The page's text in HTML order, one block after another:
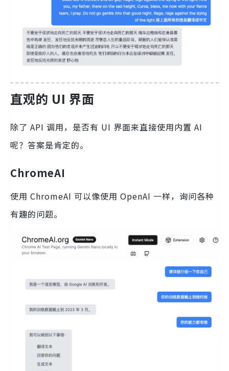
直观的 UI 界面
除了 API 调用，是否有 UI 界面来直接使用内置 AI
呢？答案是肯定的。
ChromeAI
使用 ChromeAI 可以像使用 OpenAI 一样，询问各种
有趣的问题。